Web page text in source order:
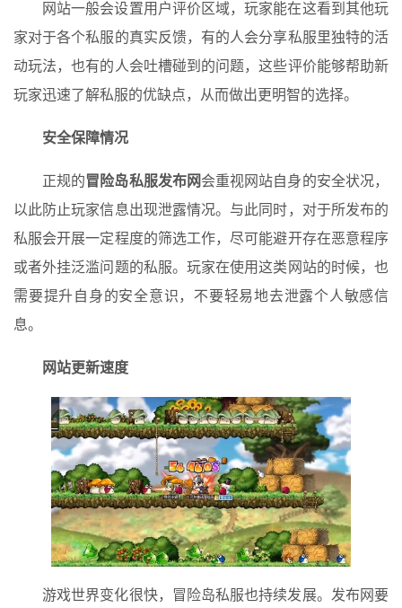
网站一般会设置用户评价区域，玩家能在这看到其他玩
家对于各个私服的真实反馈，有的人会分享私服里独特的活
动玩法，也有的人会吐槽碰到的问题，这些评价能够帮助新
玩家迅速了解私服的优缺点，从而做出更明智的选择。
安全保障情况
正规的冒险岛私服发布网会重视网站自身的安全状况，
以此防止玩家信息出现泄露情况。与此同时，对于所发布的
私服会开展一定程度的筛选工作，尽可能避开存在恶意程序
或者外挂泛滥问题的私服。玩家在使用这类网站的时候，也
需要提升自身的安全意识，不要轻易地去泄露个人敏感信
息。
网站更新速度
游戏世界变化很快，冒险岛私服也持续发展。发布网要